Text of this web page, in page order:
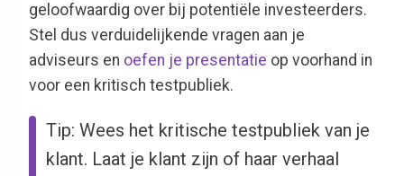
geloofwaardig over bij potentiële investeerders.
Stel dus verduidelijkende vragen aan je
adviseurs en oefen je presentatie op voorhand in
voor een kritisch testpubliek.
Tip: Wees het kritische testpubliek van je
klant. Laat je klant zijn of haar verhaal